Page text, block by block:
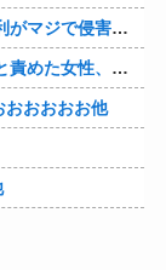
税金払ってるんだ」他
来た瞬間逃げる他
おおおおお他